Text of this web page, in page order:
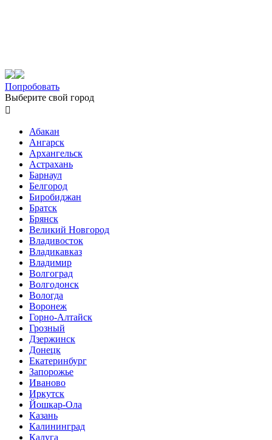
Попробовать
Выберите свой город

Абакан
Ангарск
Архангельск
Астрахань
Барнаул
Белгород
Биробиджан
Братск
Брянск
Великий Новгород
Владивосток
Владикавказ
Владимир
Волгоград
Волгодонск
Вологда
Воронеж
Горно-Алтайск
Грозный
Дзержинск
Донецк
Екатеринбург
Запорожье
Иваново
Иркутск
Йошкар-Ола
Казань
Калининград
Калуга